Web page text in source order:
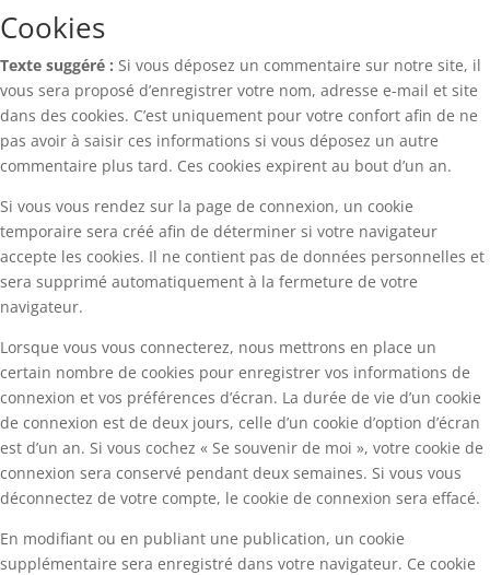
Cookies
Texte suggéré : Si vous déposez un commentaire sur notre site, il
vous sera proposé d’enregistrer votre nom, adresse e-mail et site
dans des cookies. C’est uniquement pour votre confort afin de ne
pas avoir à saisir ces informations si vous déposez un autre
commentaire plus tard. Ces cookies expirent au bout d’un an.
Si vous vous rendez sur la page de connexion, un cookie
temporaire sera créé afin de déterminer si votre navigateur
accepte les cookies. Il ne contient pas de données personnelles et
sera supprimé automatiquement à la fermeture de votre
navigateur.
Lorsque vous vous connecterez, nous mettrons en place un
certain nombre de cookies pour enregistrer vos informations de
connexion et vos préférences d’écran. La durée de vie d’un cookie
de connexion est de deux jours, celle d’un cookie d’option d’écran
est d’un an. Si vous cochez « Se souvenir de moi », votre cookie de
connexion sera conservé pendant deux semaines. Si vous vous
déconnectez de votre compte, le cookie de connexion sera effacé.
En modifiant ou en publiant une publication, un cookie
supplémentaire sera enregistré dans votre navigateur. Ce cookie